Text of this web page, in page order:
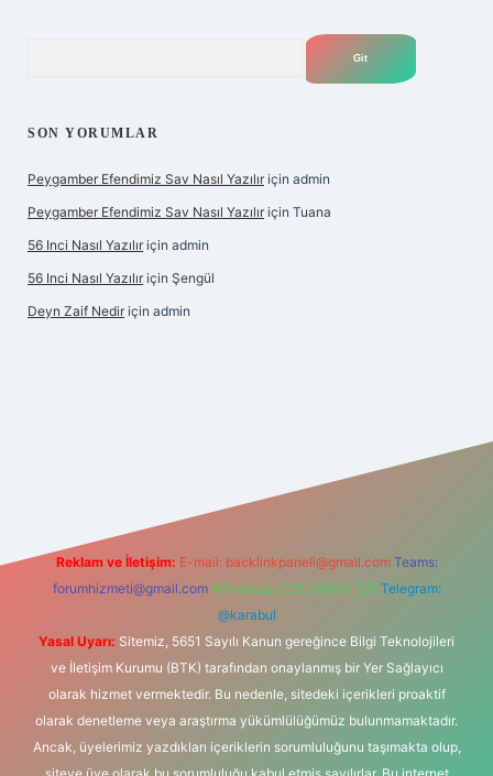
SON YORUMLAR
Peygamber Efendimiz Sav Nasıl Yazılır için admin
Peygamber Efendimiz Sav Nasıl Yazılır için Tuana
56 Inci Nasıl Yazılır için admin
56 Inci Nasıl Yazılır için Şengül
Deyn Zaif Nedir için admin
Reklam ve İletişim: E-mail: backlinkpaneli@gmail.com Teams:
forumhizmeti@gmail.com Whatsapp: 0262 606 0 726 Telegram:
@karabul
Yasal Uyarı: Sitemiz, 5651 Sayılı Kanun gereğince Bilgi Teknolojileri
ve İletişim Kurumu (BTK) tarafından onaylanmış bir Yer Sağlayıcı
olarak hizmet vermektedir. Bu nedenle, sitedeki içerikleri proaktif
olarak denetleme veya araştırma yükümlülüğümüz bulunmamaktadır.
Ancak, üyelerimiz yazdıkları içeriklerin sorumluluğunu taşımakta olup,